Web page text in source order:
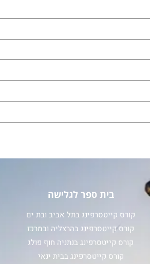
בית ספר לגלישה
קורס קייטסרפינג בתל אביב ובת ים
קורס קייטסרפינג בהרצליה ובמרכז
קורס קייטסרפינג בנתניה חוף פולג
קורס קייטסרפינג בבית ינאי